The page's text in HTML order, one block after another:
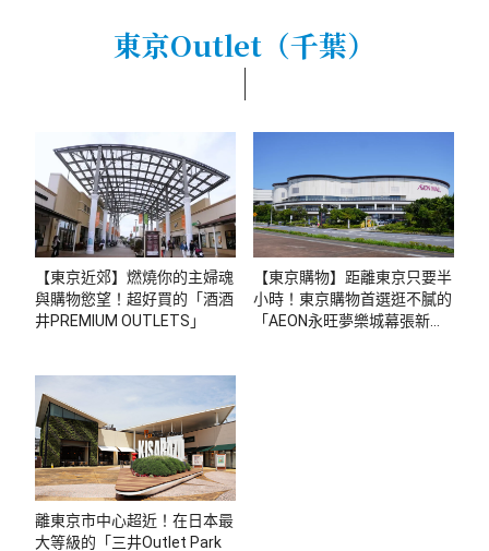
東京Outlet（千葉）
【東京近郊】燃燒你的主婦魂
與購物慾望！超好買的「酒酒
井PREMIUM OUTLETS」
【東京購物】距離東京只要半
小時！東京購物首選逛不膩的
「AEON永旺夢樂城幕張新都
離東京市中心超近！在日本最
大等級的「三井Outlet Park